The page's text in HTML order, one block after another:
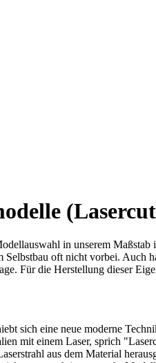
in unserem
Selbstbau oft nicht vorbei. Auch
Für die Herstellung dieser
sich eine neue moderne
mit einem Laser, sprich
aus dem Material